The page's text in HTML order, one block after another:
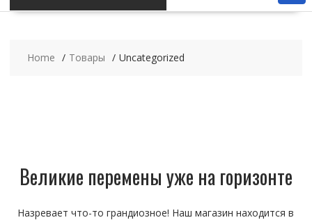
Home Товары Uncategorized
Великие перемены уже на горизонте
Назревает что-то грандиозное! Наш магазин находится в